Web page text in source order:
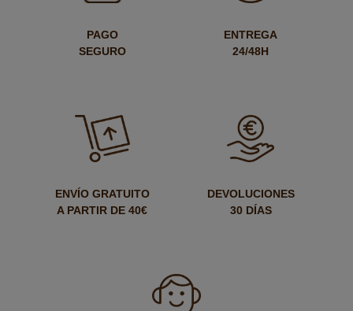
PAGO
SEGURO
ENTREGA
24/48H
ENVÍO GRATUITO
A PARTIR DE 40€
DEVOLUCIONES
30 DÍAS